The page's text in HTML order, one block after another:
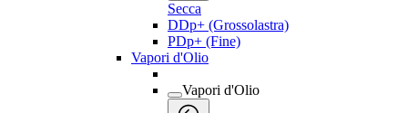
Secca
DDp+ (Grossolastra)
PDp+ (Fine)
Vapori d'Olio
Vapori d'Olio